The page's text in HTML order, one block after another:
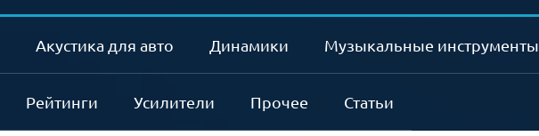
Акустика для авто Динамики Музыкальные инструменты
Рейтинги Усилители Прочее Статьи